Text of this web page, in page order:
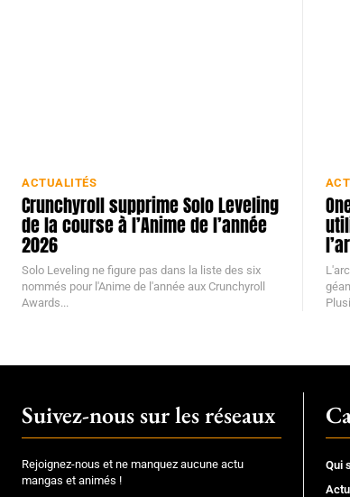
ACTUALITÉS
Crunchyroll supprime Solo Leveling
de la course à l’Anime de l’année
2026
Solo Leveling ne figure pas dans la liste des six
nommés pour l'Anime de l'année aux Crunchyroll
Awards...
Suivez-nous sur les réseaux
Rejoignez-nous et ne manquez aucune actu
mangas et animés !
Qui